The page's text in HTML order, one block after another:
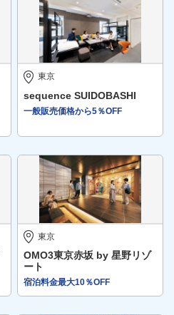
東京
sequence SUIDOBASHI
一般販売価格から5％OFF
東京
OMO3東京赤坂 by 星野リゾ
ート
宿泊料金最大10％OFF